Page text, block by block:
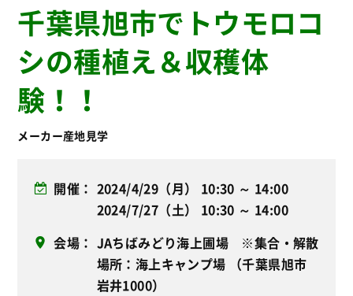
千葉県旭市でトウモロコ
シの種植え＆収穫体
験！！
メーカー産地見学
開催
2024/4/29（月） 10:30 ～ 14:00
2024/7/27（土） 10:30 ～ 14:00
会場
JAちばみどり海上圃場 ※集合・解散
場所：海上キャンプ場 （千葉県旭市
岩井1000）